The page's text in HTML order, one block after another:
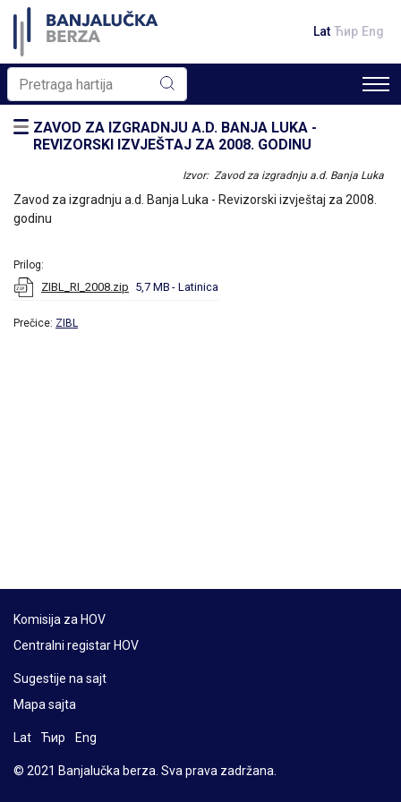
Lat Ћир Eng
ZAVOD ZA IZGRADNJU A.D. BANJA LUKA -
REVIZORSKI IZVJEŠTAJ ZA 2008. GODINU
Izvor: Zavod za izgradnju a.d. Banja Luka
Zavod za izgradnju a.d. Banja Luka - Revizorski izvještaj za 2008.
godinu
Prilog:
ZIBL_RI_2008.zip 5,7 MB - Latinica
Prečice: ZIBL
Komisija za HOV
Centralni registar HOV
Sugestije na sajt
Mapa sajta
Lat Ћир Eng
© 2021 Banjalučka berza. Sva prava zadržana.